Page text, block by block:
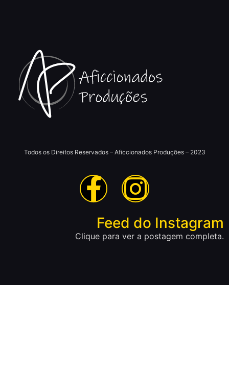
Todos os Direitos Reservados – Aficcionados Produções – 2023
Feed do Instagram
Clique para ver a postagem completa.